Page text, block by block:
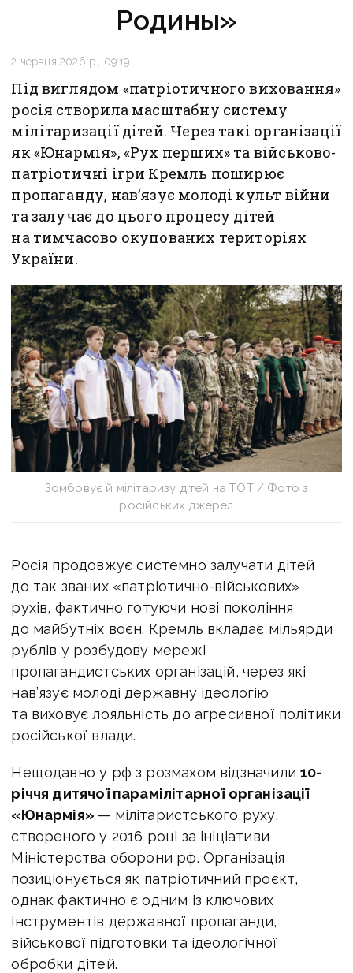
Родины»
2 червня 2026 р., 09:19
Під виглядом «патріотичного виховання»
росія створила масштабну систему
мілітаризації дітей. Через такі організації
як «Юнармія», «Рух перших» та військово-
патріотичні ігри Кремль поширює
пропаганду, нав’язує молоді культ війни
та залучає до цього процесу дітей
на тимчасово окупованих територіях
України.
Зомбовує й мілітаризу дітей на ТОТ / Фото з
російських джерел
Росія продовжує системно залучати дітей
до так званих «патріотично-військових»
рухів, фактично готуючи нові покоління
до майбутніх воєн. Кремль вкладає мільярди
рублів у розбудову мережі
пропагандистських організацій, через які
нав’язує молоді державну ідеологію
та виховує лояльність до агресивної політики
російської влади.
Нещодавно у рф з розмахом відзначили10-
річчя дитячої парамілітарної організації
«Юнармія» — мілітаристського руху,
створеного у 2016 році за ініціативи
Міністерства оборони рф. Організація
позиціонується як патріотичний проєкт,
однак фактично є одним із ключових
інструментів державної пропаганди,
військової підготовки та ідеологічної
обробки дітей.